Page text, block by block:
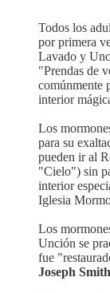
Todos los
por primera
Lavado y
"Prendas de
comúnmente
interior
Los
para su
pueden ir al
"Cielo") sin
interior
Iglesia
Los
Unción se
fue
Joseph